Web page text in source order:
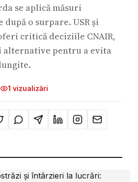
se aplică măsuri
o surpare. USR și
critică deciziile CNAIR,
alternative pentru a evita
1 vizualizări